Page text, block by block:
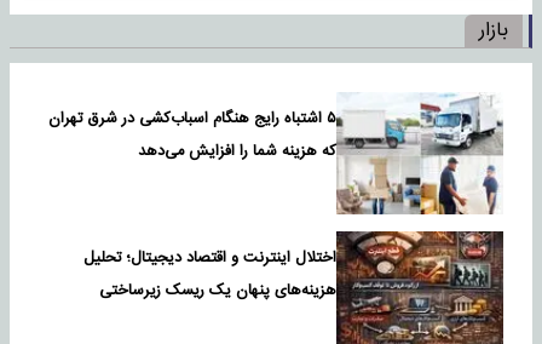
بازار
۵ اشتباه رایج هنگام اسباب‌کشی در شرق تهران
که هزینه شما را افزایش می‌دهد
اختلال اینترنت و اقتصاد دیجیتال؛ تحلیل
هزینه‌های پنهان یک ریسک زیرساختی